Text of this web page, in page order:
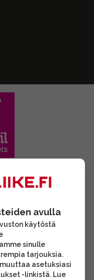
avulla
käytöstä
sinulle
tarjouksia.
asetuksiasi
-linkistä. Lue